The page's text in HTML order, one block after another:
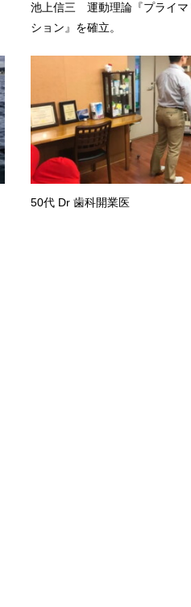
池上信三 運動理論『プライマ
ション』を確⽴。
50代 Dr 歯科開業医